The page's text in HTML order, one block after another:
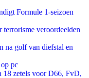
Formule 1-seizoen
terrorisme veroordeelden
na golf van diefstal en
pc
18 zetels voor D66, FvD,